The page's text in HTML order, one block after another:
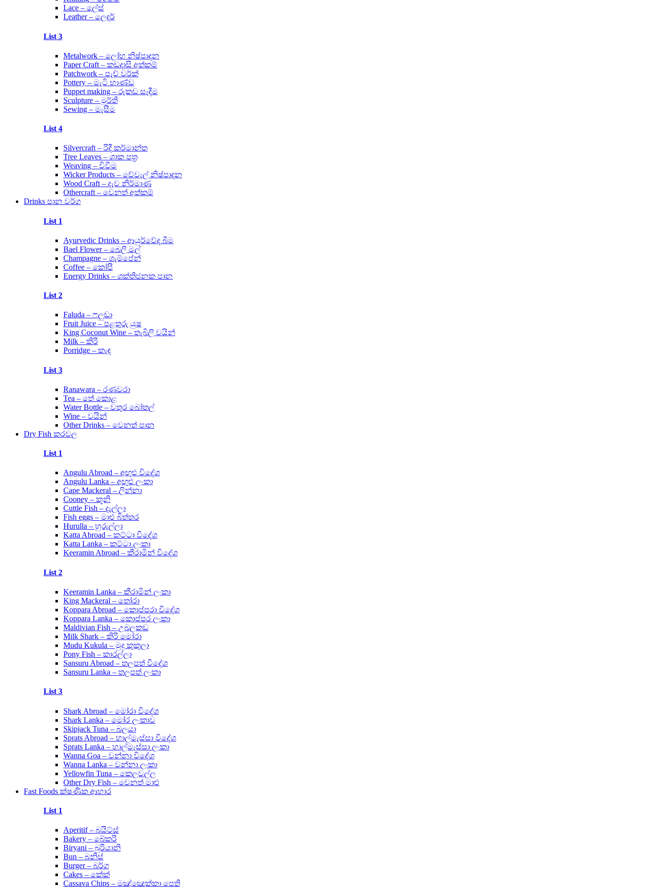
Lace – ලේස්
Leather – ලෙදර්
List 3
Metalwork – ලෝහ නිෂ්පාදන
Paper Craft – කඩදාසි අත්කම්
Patchwork – පැච් වර්ක්
Pottery – මැටි භාණ්ඩ
Puppet making – රූකඩ සෑදීම
Sculpture – මූර්ති
Sewing – මැසීම
List 4
Silvercraft – රිදී කර්මාන්ත
Tree Leaves – ශාක පත්‍ර
Weaving – විවීම
Wicker Products – වේවැල් නිෂ්පාදන
Wood Craft – දැව නිර්මාණ
Othercraft – වෙනත් අත්කම්
Drinks පාන වර්ග
List 1
Ayurvedic Drinks – ආයුර්වේද බීම
Bael Flower – බෙලි මල්
Champagne – ශැම්පේන්
Coffee – කෝපී
Energy Drinks – ශක්තිජනක පාන
List 2
Faluda – ෆලුඩා
Fruit Juice – පළතුරු යුෂ
King Coconut Wine – තැබිලි වයින්
Milk – කිරි
Porridge – කැඳ
List 3
Ranawara – රණවරා
Tea – තේ කොළ
Water Bottle – වතුර බෝතල්
Wine – වයින්
Other Drinks – වෙනත් පාන
Dry Fish කරවල
List 1
Angulu Abroad – අඟුළු විදේශ
Angulu Lanka – අඟුළු ලංකා
Cape Mackeral – ලින්නා
Cooney – කූනි
Cuttle Fish – දැල්ලා
Fish eggs – මාළු බිත්තර
Hurulla – හුරුල්ලා
Katta Abroad – කට්ටා විදේශ
Katta Lanka – කට්ටා ලංකා
Keeramin Abroad – කීරාමින් විදේශ
List 2
Keeramin Lanka – කීරාමින් ලංකා
King Mackeral – තෝරා
Koppara Abroad – කොප්පරා විදේශ
Koppara Lanka – කොප්පර ලංකා
Maldivian Fish – උබලකඩ
Milk Shark – කිරි මෝරා
Mudu Kukula – මුදු කුකුලා
Pony Fish – කාරල්ලා
Sansuru Abroad – තලපත් විදේශ
Sansuru Lanka – තලපත් ලංකා
List 3
Shark Abroad – මෝරා විදේශ
Shark Lanka – මෝර ලංකාව
Skipjack Tuna – බලයා
Sprats Abroad – හාල්මැස්සා විදේශ
Sprats Lanka – හාල්මැස්සා ලංකා
Wanna Goa – වන්නා විදේශ
Wanna Lanka – වන්නා ලංකා
Yellowfin Tuna – කෙලවල්ල
Other Dry Fish – වෙනත් මාළු
Fast Foods ක්ෂණික ආහාර
List 1
Aperitif – බයිට්ස්
Bakery – බේකරි
Biryani – බුරියානි
Bun – බනිස්
Burger – බර්ග
Cakes – කේක්
Cassava Chips – මඤ්ඤොක්කා පෙති